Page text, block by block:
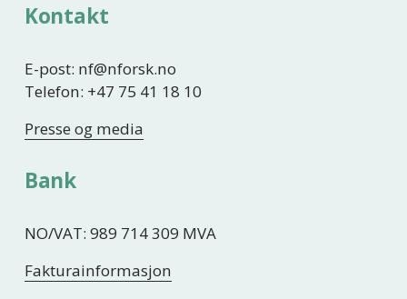
Kontakt
E-post: nf@nforsk.no
Telefon: +47 75 41 18 10
Presse og media
Bank
NO/VAT: 989 714 309 MVA
Fakturainformasjon